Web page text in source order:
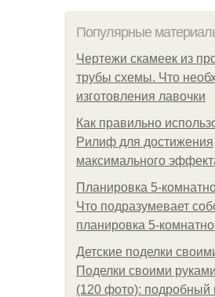
Популярные
Чертежи скамеек из
трубы схемы. Что
изготовления лавочки
Как правильно
Рилиф для достижения
максимального
Планировка 5-
Что подразумевает
планировка 5-
Детские поделки
Поделки своими
(120 фото): подробный